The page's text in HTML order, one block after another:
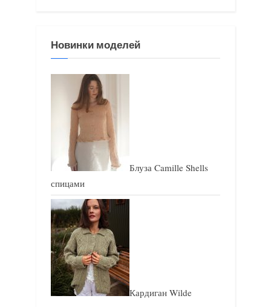
а
Новинки моделей
Блуза Camille Shells
спицами
Кардиган Wilde